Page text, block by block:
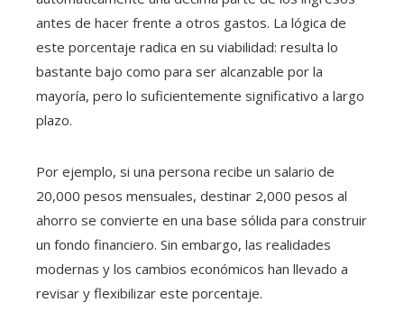
antes de hacer frente a otros gastos. La lógica de
este porcentaje radica en su viabilidad: resulta lo
bastante bajo como para ser alcanzable por la
mayoría, pero lo suficientemente significativo a largo
plazo.
Por ejemplo, si una persona recibe un salario de
20,000 pesos mensuales, destinar 2,000 pesos al
ahorro se convierte en una base sólida para construir
un fondo financiero. Sin embargo, las realidades
modernas y los cambios económicos han llevado a
revisar y flexibilizar este porcentaje.